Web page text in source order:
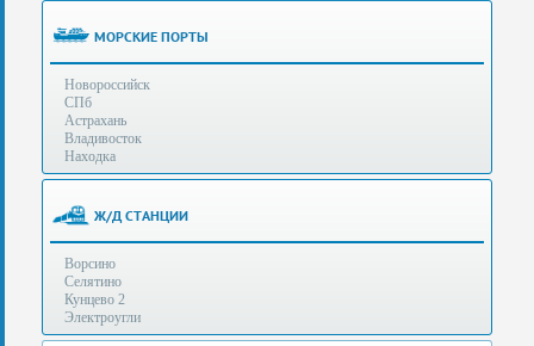
Полезная
информация
Стоимость
услуг
Контакты
Заказать
звонок
Сделать
запрос
МОРСКИЕ ПОРТЫ
Новороссийск
СПб
Астрахань
Владивосток
Находка
Ж/Д СТАНЦИИ
Ворсино
Селятино
Кунцево 2
Электроугли